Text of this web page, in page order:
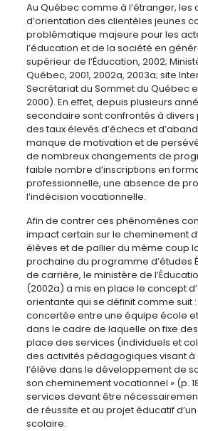
Au Québec comme à l’étranger, les
d’orientation des clientèles jeunes
problématique majeure pour les
l’éducation et de la société en
supérieur de l’Éducation, 2002;
Québec, 2001, 2002a, 2003a; site
Secrétariat du Sommet du Québec
2000). En effet, depuis plusieurs
secondaire sont confrontés à
des taux élevés d’échecs et
manque de motivation et de
de nombreux changements de
faible nombre d’inscriptions en
professionnelle, une absence de
l’indécision vocationnelle.
Afin de contrer ces phénomènes
impact certain sur le cheminement
élèves et de pallier du même coup
prochaine du programme d’études
de carrière, le ministère de
(2002a) a mis en place le concept
orientante qui se définit comme suit
concertée entre une équipe école
dans le cadre de laquelle on fixe
place des services (individuels et
des activités pédagogiques visant
l’élève dans le développement de
son cheminement vocationnel » (p.
services devant être
de réussite et au projet éducatif
scolaire.